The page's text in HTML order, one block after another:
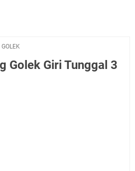
Golek Giri Tunggal 3